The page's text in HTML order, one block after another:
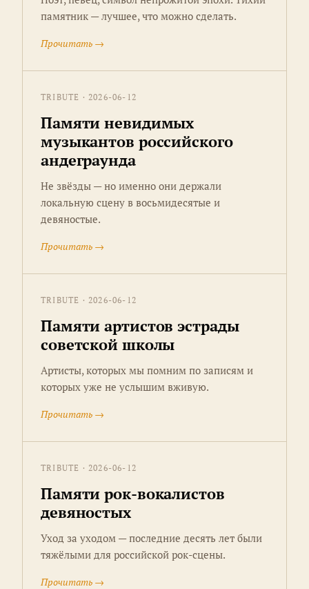
памятник — лучшее, что можно сделать.
Прочитать →
TRIBUTE · 2026-06-12
Памяти невидимых
музыкантов российского
андеграунда
Не звёзды — но именно они держали
локальную сцену в восьмидесятые и
девяностые.
Прочитать →
TRIBUTE · 2026-06-12
Памяти артистов эстрады
советской школы
Артисты, которых мы помним по записям и
которых уже не услышим вживую.
Прочитать →
TRIBUTE · 2026-06-12
Памяти рок-вокалистов
девяностых
Уход за уходом — последние десять лет были
тяжёлыми для российской рок-сцены.
Прочитать →